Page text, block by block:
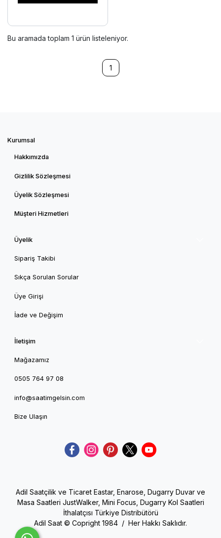
Bu aramada toplam 1 ürün listeleniyor.
1
Kurumsal
Hakkımızda
Gizlilik Sözleşmesi
Üyelik Sözleşmesi
Müşteri Hizmetleri
Üyelik
Sipariş Takibi
Sıkça Sorulan Sorular
Üye Girişi
İade ve Değişim
İletişim
Mağazamız
0505 764 97 08
info@saatimgelsin.com
Bize Ulaşın
Adil Saatçilik ve Ticaret Eastar, Enarose, Dugarry Duvar ve
Masa Saatleri JustWalker, Mini Focus, Dugarry Kol Saatleri
İthalatçısı Türkiye Distribütörü
Adil Saat © Copright 1984 / Her Hakkı Saklıdır.